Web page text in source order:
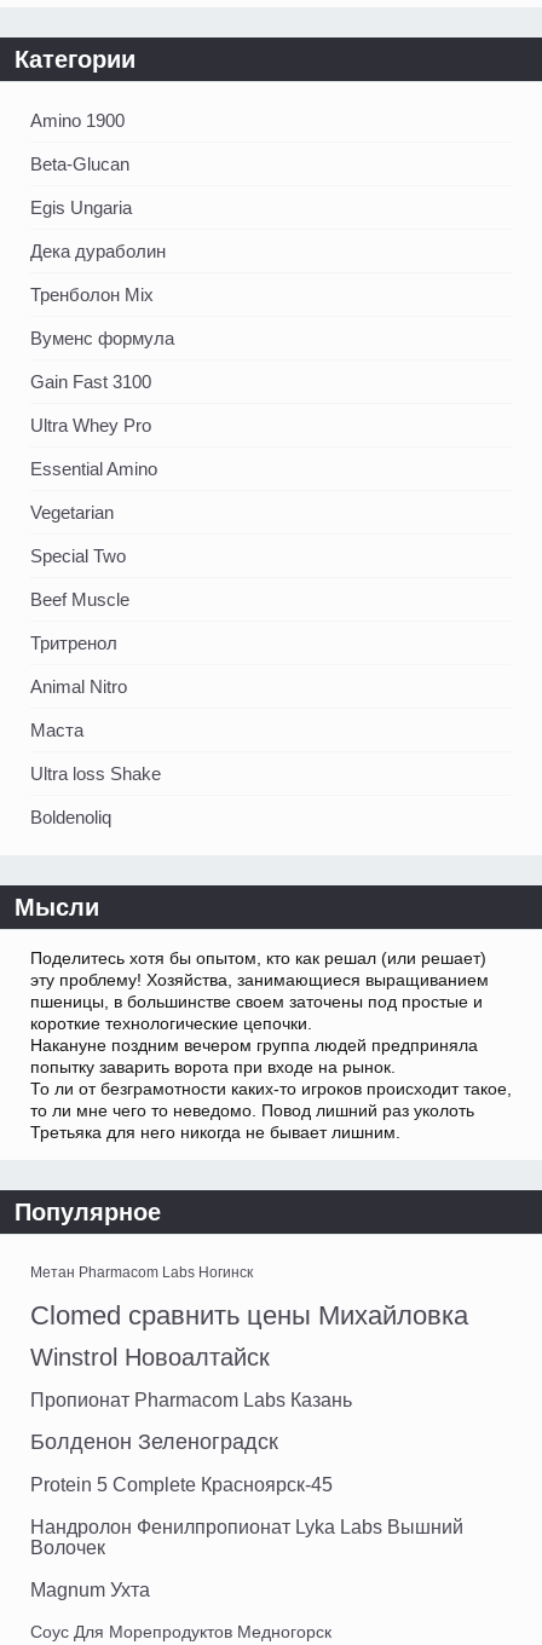
Категории
Amino 1900
Beta-Glucan
Egis Ungaria
Дека дураболин
Тренболон Mix
Вуменс формула
Gain Fast 3100
Ultra Whey Pro
Essential Amino
Vegetarian
Special Two
Beef Muscle
Тритренол
Animal Nitro
Маста
Ultra loss Shake
Boldenoliq
Мысли
Поделитесь хотя бы опытом, кто как решал (или решает)
эту проблему! Хозяйства, занимающиеся выращиванием
пшеницы, в большинстве своем заточены под простые и
короткие технологические цепочки.
Накануне поздним вечером группа людей предприняла
попытку заварить ворота при входе на рынок.
То ли от безграмотности каких-то игроков происходит такое,
то ли мне чего то неведомо. Повод лишний раз уколоть
Третьяка для него никогда не бывает лишним.
Популярное
Метан Pharmacom Labs Ногинск
Clomed сравнить цены Михайловка
Winstrol Новоалтайск
Пропионат Pharmacom Labs Казань
Болденон Зеленоградск
Protein 5 Complete Красноярск-45
Нандролон Фенилпропионат Lyka Labs Вышний
Волочек
Magnum Ухта
Соус Для Морепродуктов Медногорск